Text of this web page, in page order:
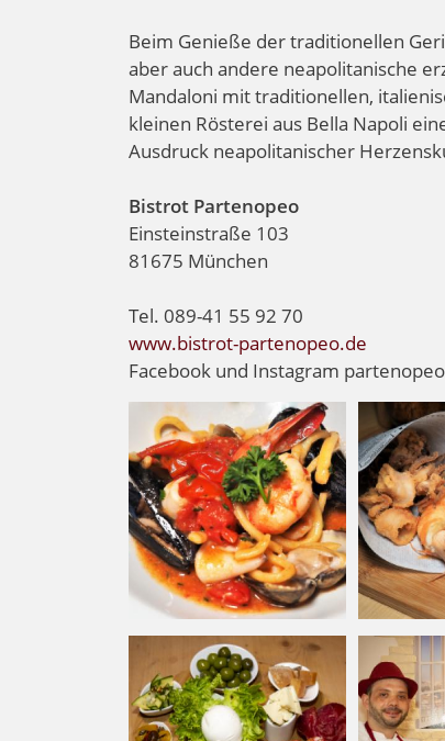
Beim Genieße der traditionellen
aber auch andere neapolitanische
Mandaloni mit traditionellen,
kleinen Rösterei aus Bella Napoli
Ausdruck neapolitanischer
Bistrot Partenopeo
Einsteinstraße 103
81675 München
Tel. 089-41 55 92 70
www.bistrot-partenopeo.de
Facebook und Instagram